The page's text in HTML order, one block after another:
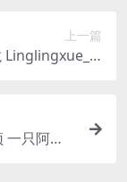
上一篇
Linglingxue_[2
一只阿梦